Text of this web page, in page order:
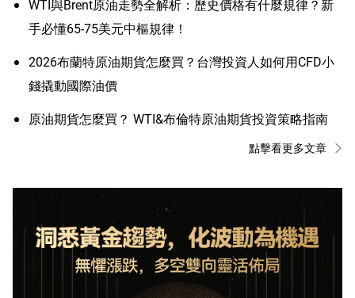
WTI與Brent原油走勢全解析：歷史價格有什麼規律？新
手必懂65-75美元中樞規律！
2026布蘭特原油期貨怎麼買？台灣投資人如何用CFD小
錢撬動國際油價
原油期貨怎麼買？ WTI&布倫特原油期貨投資策略指南
點擊看更多文章